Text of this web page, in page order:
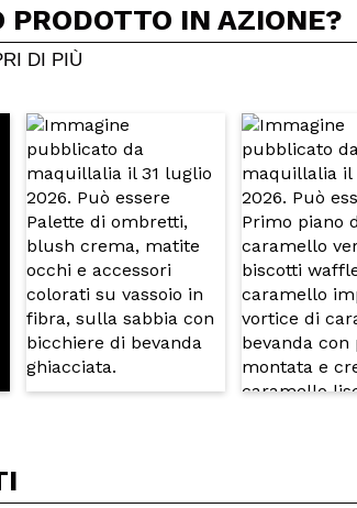
foto
Immaginalo...
5/5
PRODOTTO IN AZIONE?
DI PIÙ